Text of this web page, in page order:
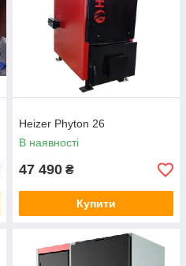
Heizer Phyton 26
В наявності
47 490 ₴
Купити